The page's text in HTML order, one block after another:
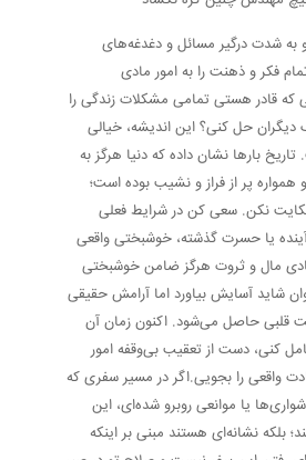
به شدت درگیر مسائل و دغدغه‌های
فکر و ذهنت را به امور مادی
که قادر هستی تمامی مشکلات زندگی را
دیگران حل کنی؟ این اندیشه، خیالی
بارها نشان داده که دنیا هرگز به
پر از فراز و نشیب بوده است؛
شکایت نکن. سعی کن در شرایط فعلی
آینده یا حسرت گذشته، خوشبختی واقعی
مال و ثروت هرگز ضامن خوشبختی
شاید آسایش بیاورد اما آرامش حقیقی
قلبی حاصل می‌شود. اکنون زمان آن
کنی، دست از تعقیب بی‌وقفه امور
واقعی را بجویی.اگر در مسیر سفری که
یا موانعی روبرو شده‌ای، این
بلکه نشانه‌ای هستند مبنی بر اینکه